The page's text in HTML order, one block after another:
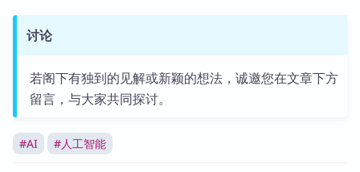
讨论
若阁下有独到的见解或新颖的想法，诚邀您在文章下方
留言，与大家共同探讨。
#AI #人工智能